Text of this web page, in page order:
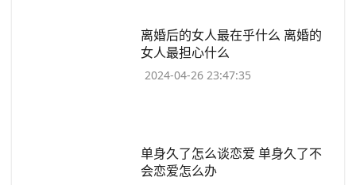
​离婚后的女人最在乎什么 离婚的
女人最担心什么
2024-04-26 23:47:35
​单身久了怎么谈恋爱 单身久了不
会恋爱怎么办